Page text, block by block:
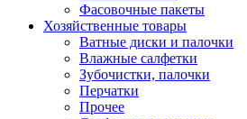
Фасовочные пакеты
Хозяйственные товары
Ватные диски и палочки
Влажные салфетки
Зубочистки, палочки
Перчатки
Прочее